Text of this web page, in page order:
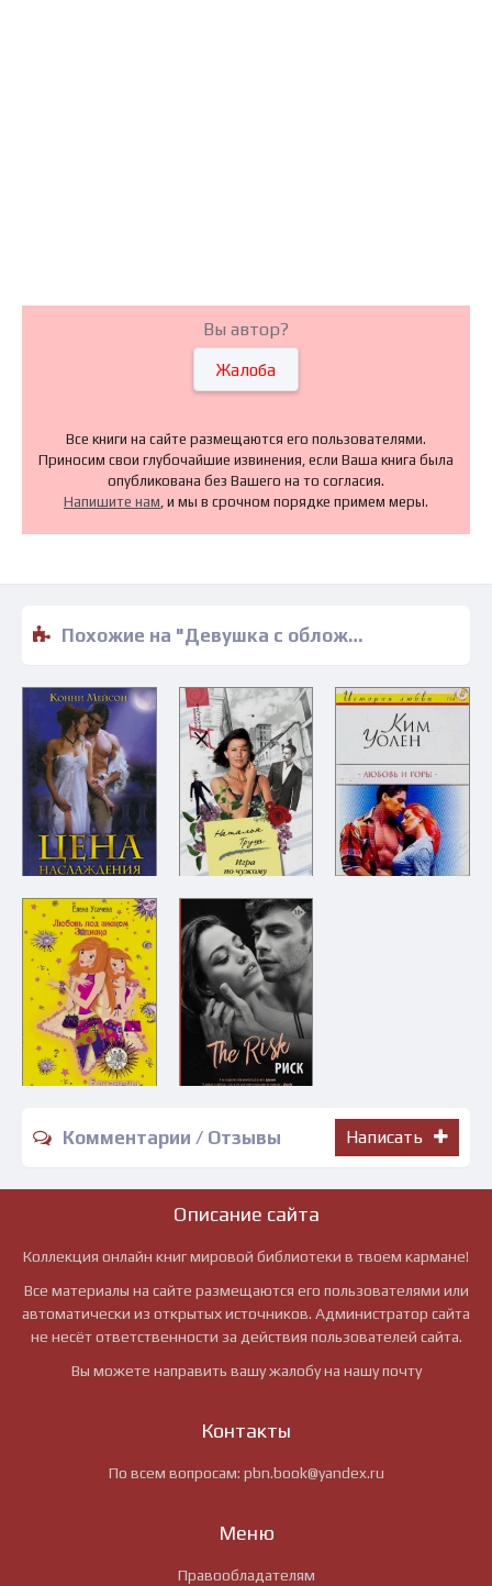
Вы автор?
Жалоба
Все книги на сайте размещаются его пользователями.
Приносим свои глубочайшие извинения, если Ваша книга была
опубликована без Вашего на то согласия.
Напишите нам, и мы в срочном порядке примем меры.
Похожие на "Девушка с обложки - Ольга Малинина" книги читать бесплатно полные версии
Комментарии / Отзывы Написать
Описание сайта
Коллекция онлайн книг мировой библиотеки в твоем кармане!
Все материалы на сайте размещаются его пользователями или
автоматически из открытых источников. Администратор сайта
не несёт ответственности за действия пользователей сайта.
Вы можете направить вашу жалобу на нашу почту
Контакты
По всем вопросам: pbn.book@yandex.ru
Меню
Правообладателям